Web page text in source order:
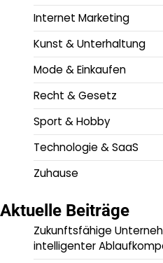
Internet Marketing
Kunst & Unterhaltung
Mode & Einkaufen
Recht & Gesetz
Sport & Hobby
Technologie & SaaS
Zuhause
Aktuelle Beiträge
Zukunftsfähige
intelligenter